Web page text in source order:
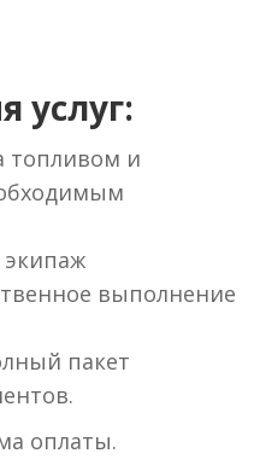
услуг:
топливом и
выполнение
пакет
оплаты.